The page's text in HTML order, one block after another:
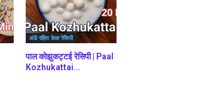
अंडे रहित केक रेसिपी
पाल कोझुकट्टई रेसिपी | Paal
Kozhukattai...